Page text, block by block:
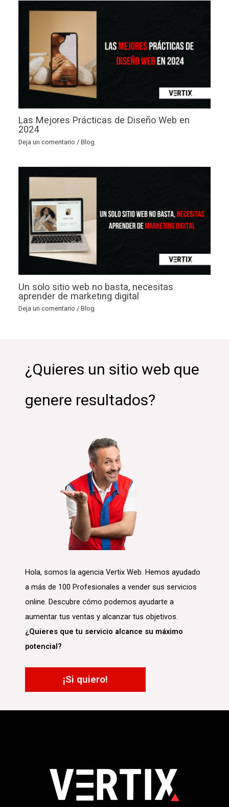
Las Mejores Prácticas de Diseño Web en
2024
Deja un comentario /Blog
Un solo sitio web no basta, necesitas
aprender de marketing digital
Deja un comentario /Blog
¿Quieres un sitio web que
genere resultados?
Hola, somos la agencia Vertix Web. Hemos ayudado
a más de 100 Profesionales a vender sus servicios
online. Descubre cómo podemos ayudarte a
aumentar tus ventas y alcanzar tus objetivos.
¿Quieres que tu servicio alcance su máximo
potencial?
¡Si quiero!